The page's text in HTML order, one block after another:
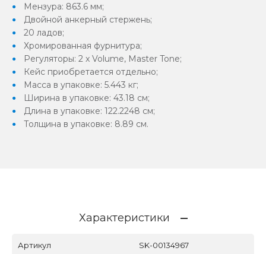
Мензура: 863.6 мм;
Двойной анкерный стержень;
20 ладов;
Хромированная фурнитура;
Регуляторы: 2 x Volume, Master Tone;
Кейс приобретается отдельно;
Масса в упаковке: 5.443 кг;
Ширина в упаковке: 43.18 см;
Длина в упаковке: 122.2248 см;
Толщина в упаковке: 8.89 см.
Характеристики
Артикул SK-00134967